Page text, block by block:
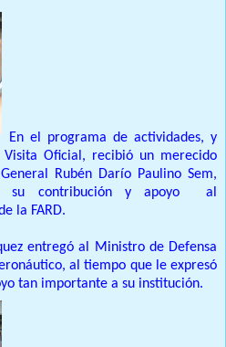
En el programa de actividades, y
Oficial, recibió un merecido
Rubén Darío Paulino Sem,
su contribución y apoyo
al
la FARD.
entregó al Ministro de Defensa
al tiempo que le expresó
tan importante a su institución.